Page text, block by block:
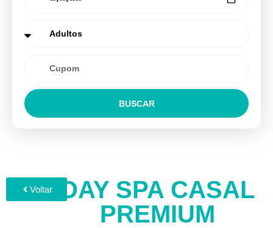
BUSCAR
Voltar
DAY SPA CASAL
PREMIUM